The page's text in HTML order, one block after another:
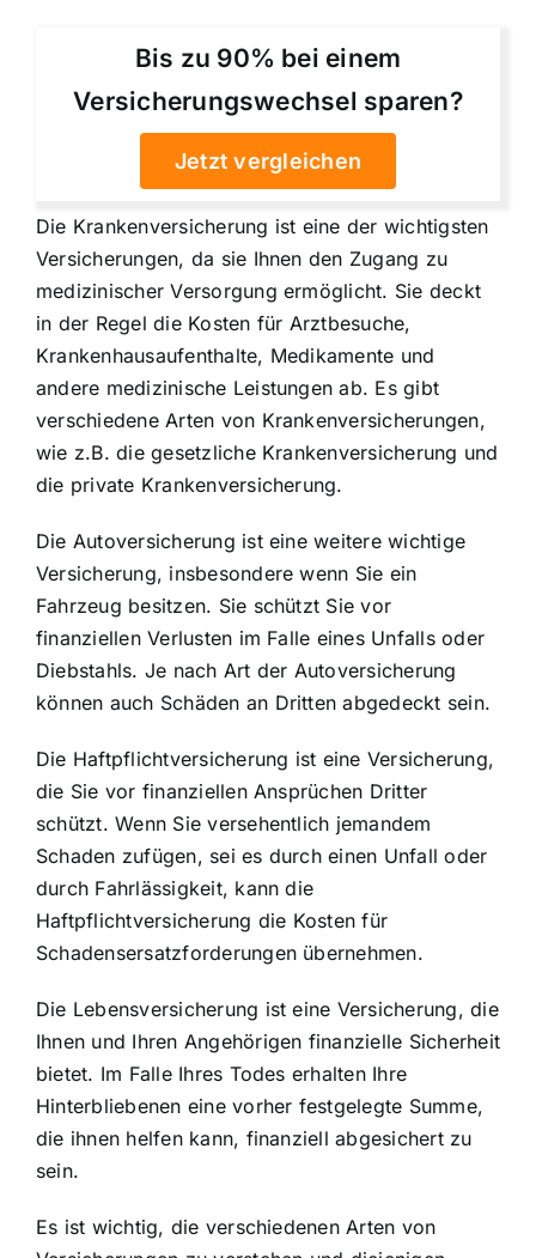
Bis zu 90% bei einem
Versicherungswechsel sparen?
Jetzt vergleichen
Die Krankenversicherung ist eine der wichtigsten
Versicherungen, da sie Ihnen den Zugang zu
medizinischer Versorgung ermöglicht. Sie deckt
in der Regel die Kosten für Arztbesuche,
Krankenhausaufenthalte, Medikamente und
andere medizinische Leistungen ab. Es gibt
verschiedene Arten von Krankenversicherungen,
wie z.B. die gesetzliche Krankenversicherung und
die private Krankenversicherung.
Die Autoversicherung ist eine weitere wichtige
Versicherung, insbesondere wenn Sie ein
Fahrzeug besitzen. Sie schützt Sie vor
finanziellen Verlusten im Falle eines Unfalls oder
Diebstahls. Je nach Art der Autoversicherung
können auch Schäden an Dritten abgedeckt sein.
Die Haftpflichtversicherung ist eine Versicherung,
die Sie vor finanziellen Ansprüchen Dritter
schützt. Wenn Sie versehentlich jemandem
Schaden zufügen, sei es durch einen Unfall oder
durch Fahrlässigkeit, kann die
Haftpflichtversicherung die Kosten für
Schadensersatzforderungen übernehmen.
Die Lebensversicherung ist eine Versicherung, die
Ihnen und Ihren Angehörigen finanzielle Sicherheit
bietet. Im Falle Ihres Todes erhalten Ihre
Hinterbliebenen eine vorher festgelegte Summe,
die ihnen helfen kann, finanziell abgesichert zu
sein.
Es ist wichtig, die verschiedenen Arten von